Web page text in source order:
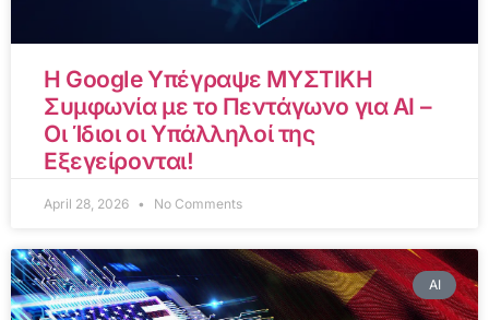
Η Google Υπέγραψε ΜΥΣΤΙΚΗ
Συμφωνία με το Πεντάγωνο για AI –
Οι Ίδιοι οι Υπάλληλοί της
Εξεγείρονται!
April 28, 2026 No Comments
AI